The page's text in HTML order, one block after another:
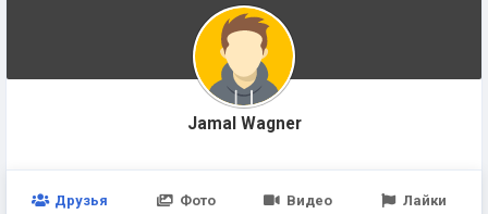
Jamal Wagner
Друзья Фото Видео Лайки